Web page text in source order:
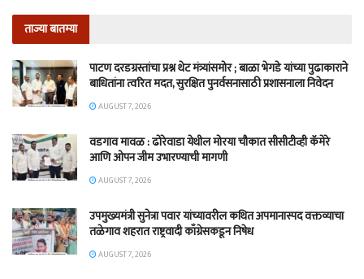
ताज्या बातम्या
पाटण दरडग्रस्तांचा प्रश्न थेट मंत्र्यांसमोर ; बाळा भेगडे यांच्या पुढाकाराने
बाधितांना त्वरित मदत, सुरक्षित पुनर्वसनासाठी प्रशासनाला निवेदन
AUGUST 7, 2026
वडगाव मावळ : ढोरेवाडा येथील मोरया चौकात सीसीटीव्ही कॅमेरे
आणि ओपन जीम उभारण्याची मागणी
AUGUST 7, 2026
उपमुख्यमंत्री सुनेत्रा पवार यांच्यावरील कथित अपमानास्पद वक्तव्याचा
तळेगाव शहरात राष्ट्रवादी काँग्रेसकडून निषेध
AUGUST 7, 2026